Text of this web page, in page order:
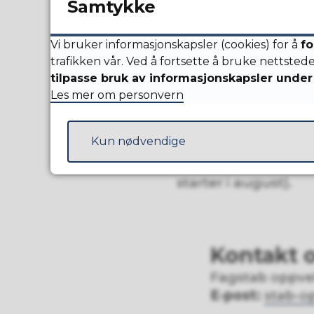
Oppsigelsesfrist
denne datoen vil
Oppsigelse
Frist for å si opp
datoen, må du
starter i august).
Kontakt
Fagstab
E-post: stab-
Samtykke
Vi bruker informasjonskapsler (cookies) for å
trafikken vår. Ved å fortsette å bruke
tilpasse bruk av informasjonskapsler under
Les mer om personvern
Kun nødvendige